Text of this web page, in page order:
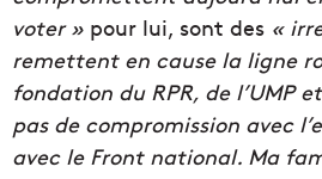
voter » pour lui, sont des «
remettent en cause la ligne
fondation du RPR, de l’UMP
pas de compromission avec
avec le Front national. Ma